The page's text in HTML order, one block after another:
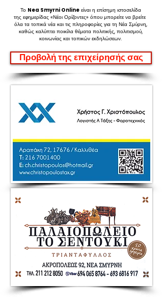
Το Nea Smyrni Onlineείναι η επίσημη ιστοσελίδα
της εφημερίδας «Νέοι Ορίζοντες» όπου μπορείτε να βρείτε
όλα τα τοπικά νέα και τις πληροφορίες για τη Νέα Σμύρνη,
καθώς καλύπτει ποικίλα θέματα πολιτικής, πολιτισμού,
κοινωνίας και τοπικών εκδηλώσεων.
Προβολή της επιχείρησής σας